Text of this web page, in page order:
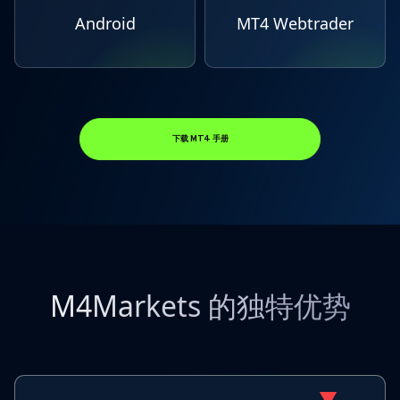
Android MT4 Webtrader
下载 MT4 手册
M4Markets 的独特优势